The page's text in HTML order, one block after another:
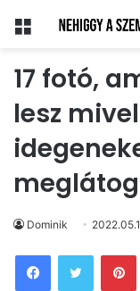
Menü
17 fotó,
lesz
Dominik